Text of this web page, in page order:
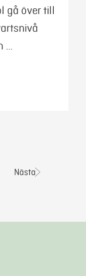
gå över till
…
Nästa